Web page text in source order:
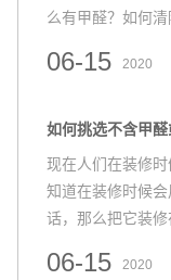
么有甲醛？如何
06-15 2020
如何挑选不含甲
现在人们在装修
知道在装修时候
话，那么把它装
06-15 2020